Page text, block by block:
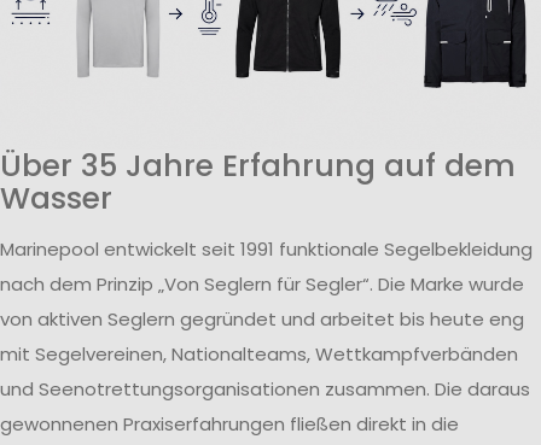
Über 35 Jahre Erfahrung auf dem
Wasser
Marinepool entwickelt seit 1991 funktionale Segelbekleidung
nach dem Prinzip „Von Seglern für Segler“. Die Marke wurde
von aktiven Seglern gegründet und arbeitet bis heute eng
mit Segelvereinen, Nationalteams, Wettkampfverbänden
und Seenotrettungsorganisationen zusammen. Die daraus
gewonnenen Praxiserfahrungen fließen direkt in die